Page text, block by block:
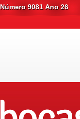
Número 9081 Ano 26